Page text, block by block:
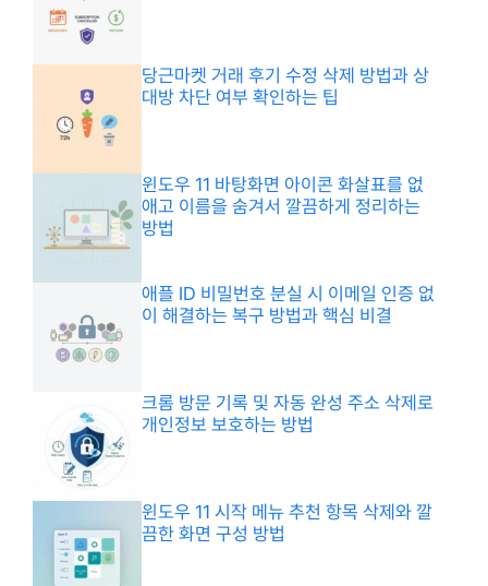
당근마켓 거래 후기 수정 삭제 방법과 상
대방 차단 여부 확인하는 팁
윈도우 11 바탕화면 아이콘 화살표를 없
애고 이름을 숨겨서 깔끔하게 정리하는
방법
애플 ID 비밀번호 분실 시 이메일 인증 없
이 해결하는 복구 방법과 핵심 비결
크롬 방문 기록 및 자동 완성 주소 삭제로
개인정보 보호하는 방법
윈도우 11 시작 메뉴 추천 항목 삭제와 깔
끔한 화면 구성 방법